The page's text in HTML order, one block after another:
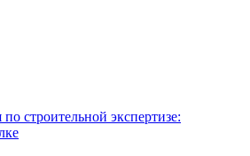
строительной экспертизе: